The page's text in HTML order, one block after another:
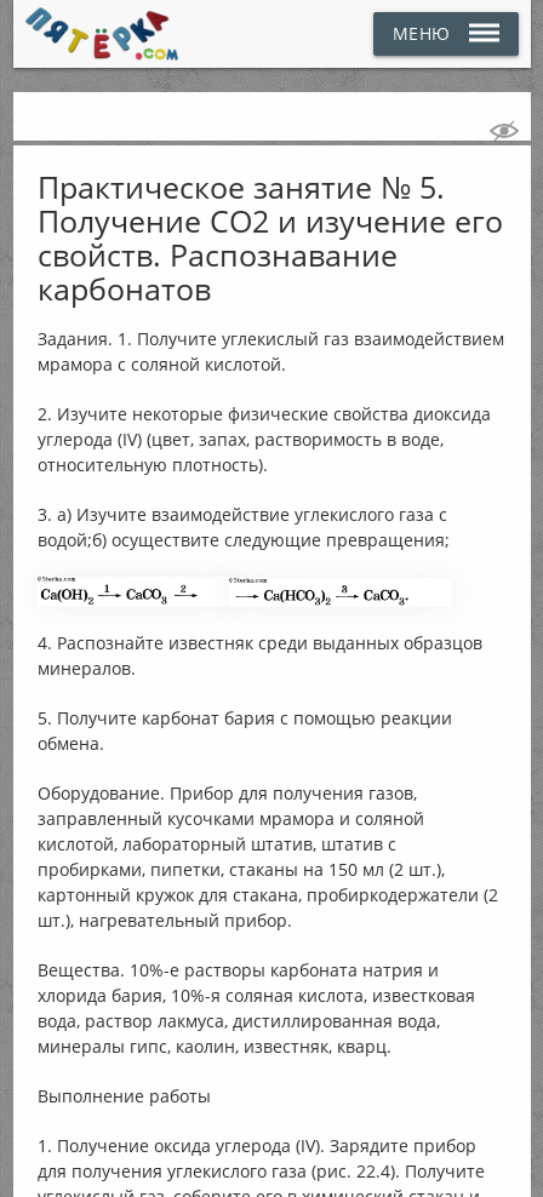
МЕНЮ
Практическое занятие № 5.
Получение СО2 и изучение его
свойств. Распознавание
карбонатов
Задания. 1. Получите углекислый газ взаимодействием
мрамора с соляной кислотой.
2. Изучите некоторые физические свойства диоксида
углерода (IV) (цвет, запах, растворимость в воде,
относительную плотность).
3. а) Изучите взаимодействие углекислого газа с
водой;б) осуществите следующие превращения;
4. Распознайте известняк среди выданных образцов
минералов.
5. Получите карбонат бария с помощью реакции
обмена.
Оборудование. Прибор для получения газов,
заправленный кусочками мрамора и соляной
кислотой, лабораторный штатив, штатив с
пробирками, пипетки, стаканы на 150 мл (2 шт.),
картонный кружок для стакана, пробиркодержатели (2
шт.), нагревательный прибор.
Вещества. 10%-е растворы карбоната натрия и
хлорида бария, 10%-я соляная кислота, известковая
вода, раствор лакмуса, дистиллированная вода,
минералы гипс, каолин, известняк, кварц.
Выполнение работы
1. Получение оксида углерода (IV). Зарядите прибор
для получения углекислого газа (рис. 22.4). Получите